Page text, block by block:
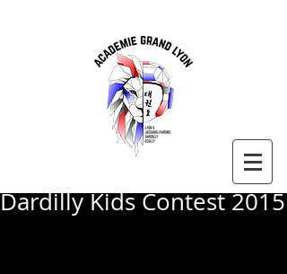
Dardilly Kids Contest 2015